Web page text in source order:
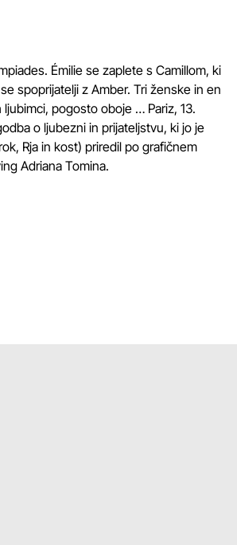
Émilie se zaplete s Camillom, ki
spoprijatelji z Amber. Tri ženske in en
ljubimci, pogosto oboje … Pariz, 13.
o ljubezni in prijateljstvu, ki jo je
Rja in kost) priredil po grafičnem
Adriana Tomina.